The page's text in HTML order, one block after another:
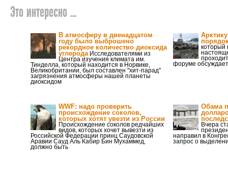
Это интересно ...
В атмосферу в двенадцатом
году было выброшено
рекордное количество диоксида
углеродаИсследователями из
Центра изучения климата им.
Тинделла, который находится в Норвике,
Великобритании, был составлен "хит-парад"
загрязнения атмосферы нашей планеты
диоксидом
который
форуме
WWF: надо проверить
происхождение соколов,
которых хотят увезти из России
Происхождение соколов редчайших
видов, которых хочет вывезти из
Российской Федерации принц Саудовской
Аравии Сауд Аль Кабир Бин Мухаммед,
должно быть
Обама
Вчера
направил в
запрос о